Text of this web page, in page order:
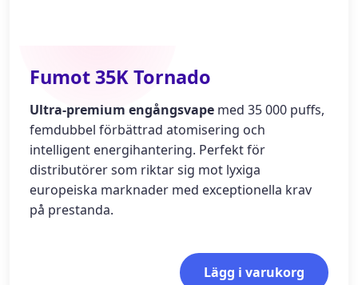
Fumot 35K Tornado
Ultra-premium engångsvape med 35 000 puffs,
femdubbel förbättrad atomisering och
intelligent energihantering. Perfekt för
distributörer som riktar sig mot lyxiga
europeiska marknader med exceptionella krav
på prestanda.
Lägg i varukorg